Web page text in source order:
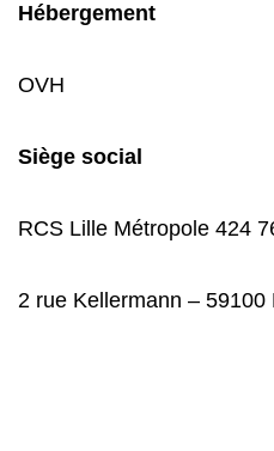
Hébergement
OVH
Siège social
RCS Lille Métropole 424
2 rue Kellermann – 59100